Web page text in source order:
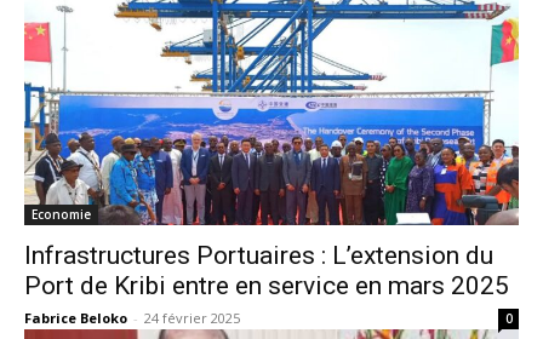
Economie
Infrastructures Portuaires : L’extension du
Port de Kribi entre en service en mars 2025
Fabrice Beloko - 24 février 2025 0